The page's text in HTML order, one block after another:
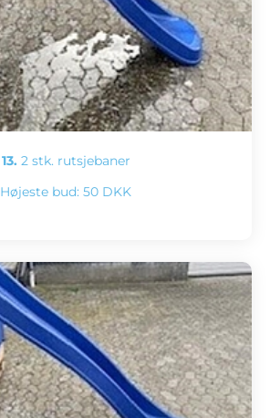
13. 2 stk. rutsjebaner
Højeste bud: 50 DKK